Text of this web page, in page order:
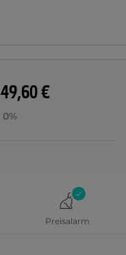
49,60 €
0%
Preisalarm